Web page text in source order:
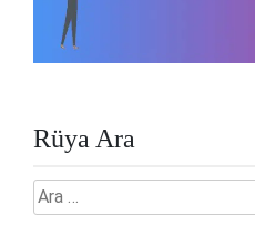
Rüya Ara
Arama: